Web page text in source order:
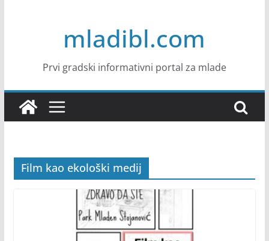
mladibl.com
Prvi gradski informativni portal za mlade
Film kao ekološki medij